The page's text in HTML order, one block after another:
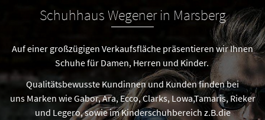
Schuhhaus Wegener in Marsberg
Auf einer großzügigen Verkaufsfläche präsentieren wir Ihnen
Schuhe für Damen, Herren und Kinder.
Qualitätsbewusste Kundinnen und Kunden finden bei
uns Marken wie Gabor, Ara, Ecco, Clarks, Lowa,Tamaris, Rieker
und Legero, sowie im Kinderschuhbereich z.B.die